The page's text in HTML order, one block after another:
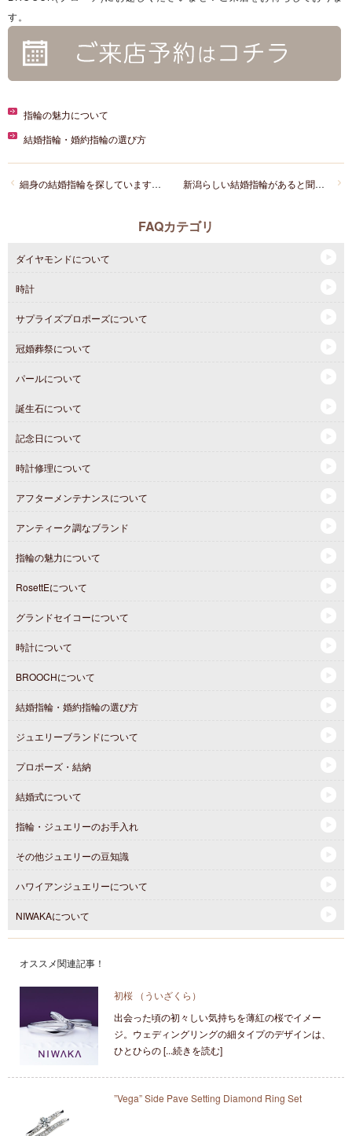
す。
指輪の魅力について
結婚指輪・婚約指輪の選び方
新潟らしい結婚指輪があると聞きました。どんなブランドですか？
細身の結婚指輪を探しています。おすすめはありますか？
FAQカテゴリ
ダイヤモンドについて
時計
サプライズプロポーズについて
冠婚葬祭について
パールについて
誕生石について
記念日について
時計修理について
アフターメンテナンスについて
アンティーク調なブランド
指輪の魅力について
RosettEについて
グランドセイコーについて
時計について
BROOCHについて
結婚指輪・婚約指輪の選び方
ジュエリーブランドについて
プロポーズ・結納
結婚式について
指輪・ジュエリーのお手入れ
その他ジュエリーの豆知識
ハワイアンジュエリーについて
NIWAKAについて
オススメ関連記事！
初桜 （ういざくら）
出会った頃の初々しい気持ちを薄紅の桜でイメー
ジ。ウェディングリングの細タイプのデザインは、
ひとひらの [...続きを読む]
”Vega” Side Pave Setting Diamond Ring Set